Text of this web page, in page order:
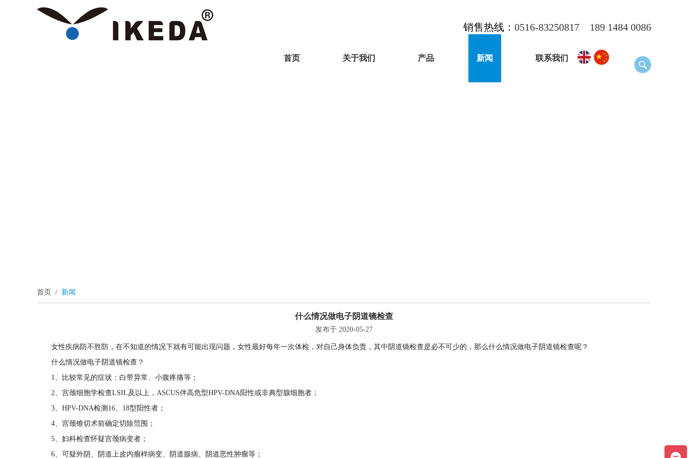
销售热线： 0516-83250817 189 1484 0086
首页 关于我们 产品 新闻 联系我们
首页 / 新闻
什么情况做电子阴道镜检查
发布于 2020-05-27
女性疾病防不胜防，在不知道的情况下就有可能出现问题，女性最好每年一次体检，对自己身体负责，其中阴道镜检查是必不可少的，那么什么情况做电子阴道镜检查呢？
什么情况做电子阴道镜检查？
1、比较常见的症状：白带异常、小腹疼痛等；
2、宫颈细胞学检查LSIL及以上，ASCUS伴高危型HPV-DNA阳性或非典型腺细胞者；
3、HPV-DNA检测16、18型阳性者；
4、宫颈锥切术前确定切除范围；
5、妇科检查怀疑宫颈病变者；
6、可疑外阴、阴道上皮内瘤样病变、阴道腺病、阴道恶性肿瘤等；